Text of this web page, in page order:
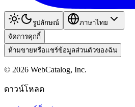
รูปลักษณ์
ภาษาไทย
จัดการคุกกี้
ห้ามขายหรือแชร์ข้อมูลส่วนตัวของฉัน
© 2026 WebCatalog, Inc.
ดาวน์โหลด